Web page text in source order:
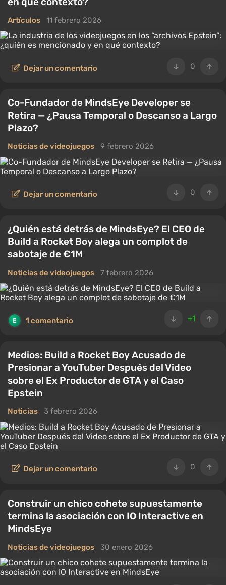
Artículos 11 febrero 2026
0
Dejar un comentario
Co-Fundador de MindsEye Developer se
Retira — ¿Pausa Temporal o Descanso a Largo
Plazo?
Noticias de videojuegos 9 febrero 2026
0
Dejar un comentario
¿Quién está detrás de MindsEye? El CEO de
Build a Rocket Boy alega un complot de
sabotaje de €1M
Noticias de videojuegos 7 febrero 2026
+1
1 comentario
Medios: Build a Rocket Boy Acusado de
Presionar a YouTuber Después del Video
sobre el Ex Productor de GTA y el Caso
Epstein
Noticias 3 febrero 2026
0
Dejar un comentario
Construir un chico cohete supuestamente
termina la asociación con IO Interactive en
MindsEye
Noticias de videojuegos 30 enero 2026